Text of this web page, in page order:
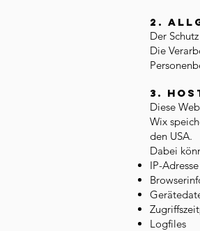
2.
Der
Die
3.
Diese
Wix
den USA.
Dabei
IP-Adresse
Logfiles